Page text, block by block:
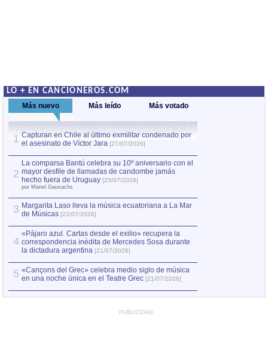
LO + EN CANCIONEROS.COM
Más nuevo Más leído Más votado
1 Capturan en Chile al último exmilitar condenado por
el asesinato de Víctor Jara [27/07/2026]
2
La comparsa Bantú celebra su 10º aniversario con el
mayor desfile de llamadas de candombe jamás
hecho fuera de Uruguay [25/07/2026]
por Manel Gausachs
3 Margarita Laso lleva la música ecuatoriana a La Mar
de Músicas [22/07/2026]
4
«Pájaro azul. Cartas desde el exilio» recupera la
correspondencia inédita de Mercedes Sosa durante
la dictadura argentina [21/07/2026]
5 «Cançons del Grec» celebra medio siglo de música
en una noche única en el Teatre Grec [21/07/2026]
PUBLICIDAD